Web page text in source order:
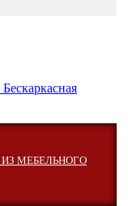
ИЗ МЕБЕЛЬНОГО